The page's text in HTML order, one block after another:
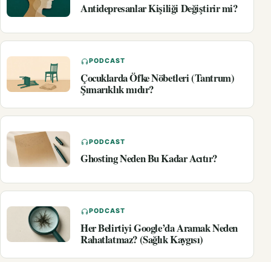
Antidepresanlar Kişiliği Değiştirir mi?
PODCAST
Çocuklarda Öfke Nöbetleri (Tantrum)
Şımarıklık mıdır?
PODCAST
Ghosting Neden Bu Kadar Acıtır?
PODCAST
Her Belirtiyi Google’da Aramak Neden
Rahatlatmaz? (Sağlık Kaygısı)